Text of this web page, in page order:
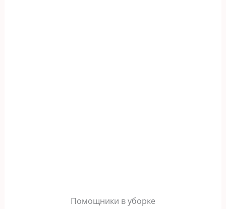
Помощники в уборке